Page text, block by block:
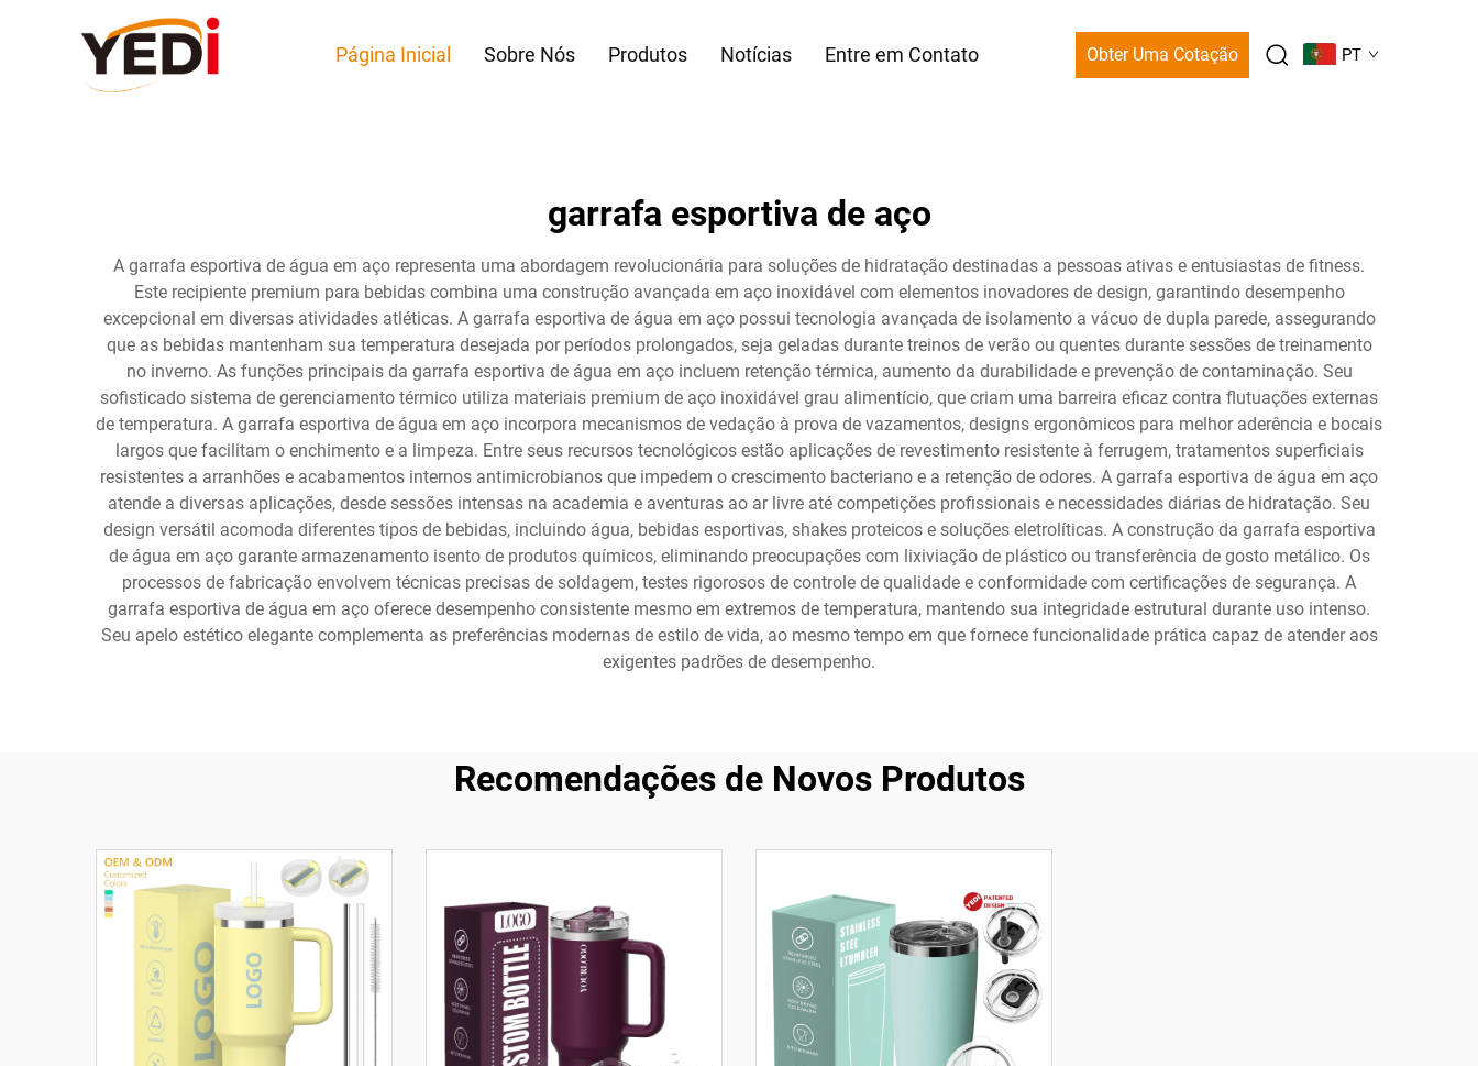
Página Inicial Sobre Nós Produtos Notícias Entre em Contato Obter Uma Cotação PT
garrafa esportiva de aço
A garrafa esportiva de água em aço representa uma abordagem revolucionária para soluções de hidratação destinadas a pessoas ativas e entusiastas de fitness.
Este recipiente premium para bebidas combina uma construção avançada em aço inoxidável com elementos inovadores de design, garantindo desempenho
excepcional em diversas atividades atléticas. A garrafa esportiva de água em aço possui tecnologia avançada de isolamento a vácuo de dupla parede, assegurando
que as bebidas mantenham sua temperatura desejada por períodos prolongados, seja geladas durante treinos de verão ou quentes durante sessões de treinamento
no inverno. As funções principais da garrafa esportiva de água em aço incluem retenção térmica, aumento da durabilidade e prevenção de contaminação. Seu
sofisticado sistema de gerenciamento térmico utiliza materiais premium de aço inoxidável grau alimentício, que criam uma barreira eficaz contra flutuações externas
de temperatura. A garrafa esportiva de água em aço incorpora mecanismos de vedação à prova de vazamentos, designs ergonômicos para melhor aderência e bocais
largos que facilitam o enchimento e a limpeza. Entre seus recursos tecnológicos estão aplicações de revestimento resistente à ferrugem, tratamentos superficiais
resistentes a arranhões e acabamentos internos antimicrobianos que impedem o crescimento bacteriano e a retenção de odores. A garrafa esportiva de água em aço
atende a diversas aplicações, desde sessões intensas na academia e aventuras ao ar livre até competições profissionais e necessidades diárias de hidratação. Seu
design versátil acomoda diferentes tipos de bebidas, incluindo água, bebidas esportivas, shakes proteicos e soluções eletrolíticas. A construção da garrafa esportiva
de água em aço garante armazenamento isento de produtos químicos, eliminando preocupações com lixiviação de plástico ou transferência de gosto metálico. Os
processos de fabricação envolvem técnicas precisas de soldagem, testes rigorosos de controle de qualidade e conformidade com certificações de segurança. A
garrafa esportiva de água em aço oferece desempenho consistente mesmo em extremos de temperatura, mantendo sua integridade estrutural durante uso intenso.
Seu apelo estético elegante complementa as preferências modernas de estilo de vida, ao mesmo tempo em que fornece funcionalidade prática capaz de atender aos
exigentes padrões de desempenho.
Recomendações de Novos Produtos